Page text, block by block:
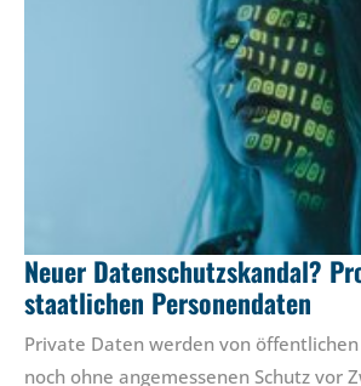
Neuer Datenschutzskandal?
staatlichen Personendaten
Private Daten werden von
noch ohne angemessenen Schutz vor